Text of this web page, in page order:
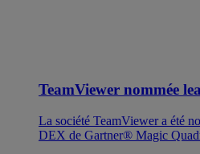
TeamViewer nommée
La société TeamViewer a été
DEX de Gartner® Magic